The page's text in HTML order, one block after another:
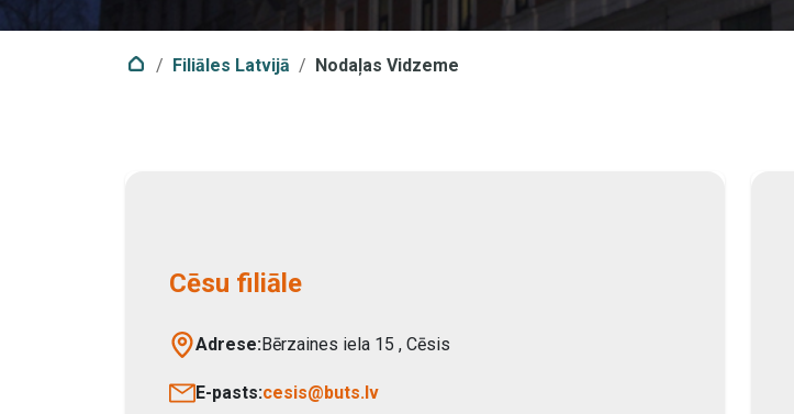
Filiāles Latvijā Nodaļas Vidzeme
Cēsu filiāle
Adrese:Bērzaines iela 15 , Cēsis
E-pasts:cesis@buts.lv